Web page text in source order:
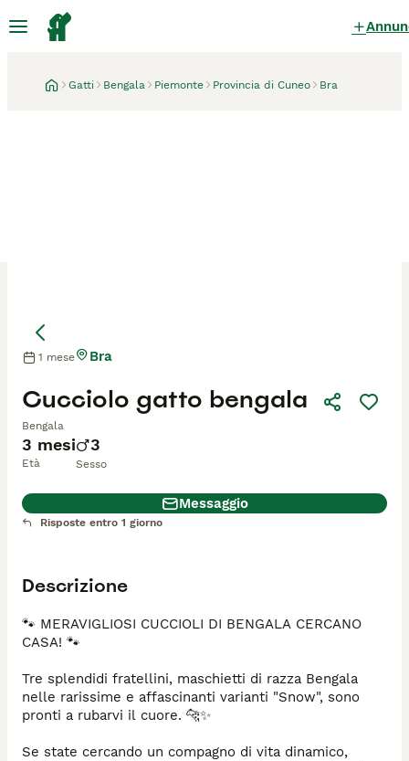
Gatti Bengala Piemonte Provincia di Cuneo Bra
3 mesi
Età
3
Sesso
Cucciolo gatto bengala
Bengala
1 mese Bra
Messaggio
Risposte entro 1 giorno
Descrizione
🐾 MERAVIGLIOSI CUCCIOLI DI BENGALA CERCANO
CASA! 🐾
Tre splendidi fratellini, maschietti di razza Bengala
nelle rarissime e affascinanti varianti "Snow", sono
pronti a rubarvi il cuore. 🐆✨
​Se state cercando un compagno di vita dinamico,